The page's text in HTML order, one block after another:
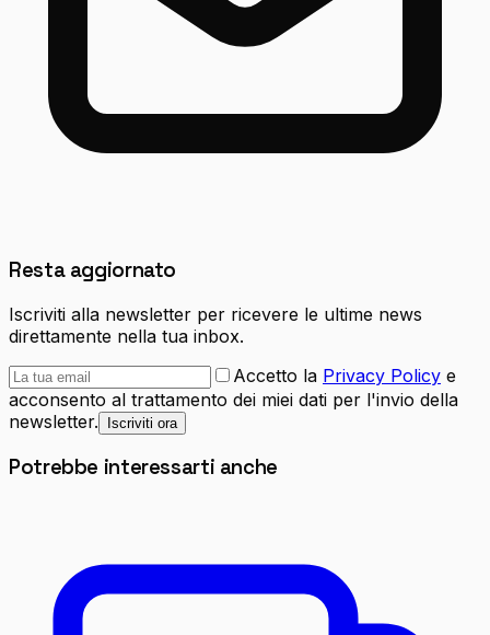
Resta aggiornato
Iscriviti alla newsletter per ricevere le ultime news
direttamente nella tua inbox.
Accetto la Privacy Policy e
acconsento al trattamento dei miei dati per l'invio della
newsletter.
Iscriviti ora
Potrebbe interessarti anche